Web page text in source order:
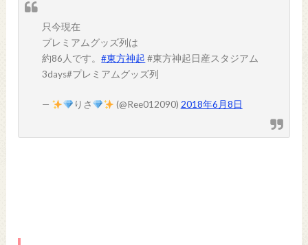
只今現在
プレミアムグッズ列は
約86人です。#東方神起 #東方神起日産スタジアム
3days#プレミアムグッズ列
— りさ (@Ree012090) 2018年6月8日